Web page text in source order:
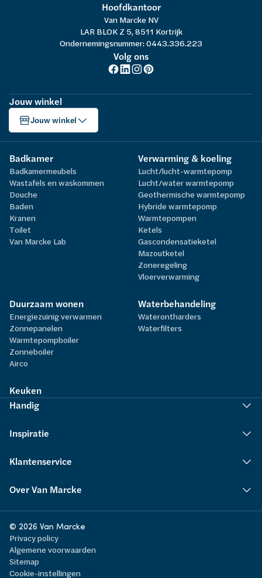
Hoofdkantoor
Van Marcke NV
LAR BLOK Z 5, 8511 Kortrijk
Ondernemingsnummer: 0443.336.223
Volg ons
Jouw winkel
Jouw winkel
Badkamer
Badkamermeubels
Wastafels en waskommen
Douche
Baden
Kranen
Toilet
Van Marcke Lab
Verwarming & koeling
Lucht/lucht-warmtepomp
Lucht/water warmtepomp
Geothermische warmtepomp
Hybride warmtepomp
Warmtepompen
Ketels
Gascondensatieketel
Mazoutketel
Zoneregeling
Vloerverwarming
Duurzaam wonen
Energiezuinig verwarmen
Zonnepanelen
Warmtepompboiler
Zonneboiler
Airco
Waterbehandeling
Waterontharders
Waterfilters
Keuken
Handig
Inspiratie
Klantenservice
Over Van Marcke
© 2026 Van Marcke
Privacy policy
Algemene voorwaarden
Sitemap
Cookie-instellingen